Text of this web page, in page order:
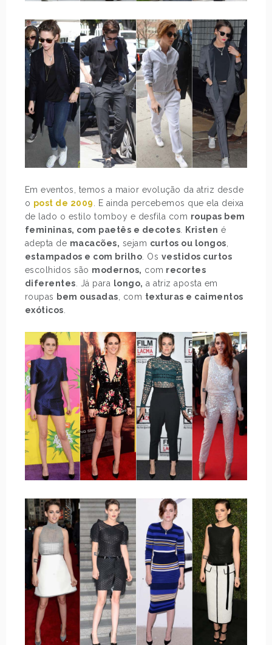
Em eventos, temos a maior evolução da atriz desde
o post de 2009
. E ainda percebemos que ela deixa
de lado o estilo tomboy e desfila com roupas bem
femininas, com paetês e decotes
Kristen é
adepta de macacões, sejam curtos ou longos
estampados e com brilho . Os vestidos curtos
escolhidos são modernos, com recortes
diferentes . Já para longo, a atriz aposta em
roupas bem ousadas , com texturas e caimentos
exóticos